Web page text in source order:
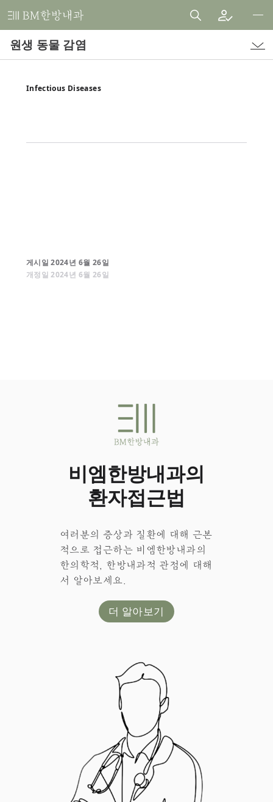
비
한
원생 동물 감염
Infectious Diseases
게시일2024년 6월 26일
개정일2024년 6월 26일
비엠한방내과의
환자접근법
여러분의 증상과 질환에 대해 근본
적으로 접근하는 비엠한방내과의
한의학적, 한방내과적 관점에 대해
서 알아보세요.
더 알아보기